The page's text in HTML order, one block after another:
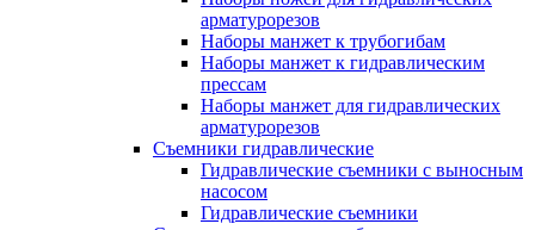
арматурорезов
Наборы манжет к трубогибам
Наборы манжет к гидравлическим
прессам
Наборы манжет для гидравлических
арматурорезов
Съемники гидравлические
Гидравлические cъемники с выносным
насосом
Гидравлические съемники